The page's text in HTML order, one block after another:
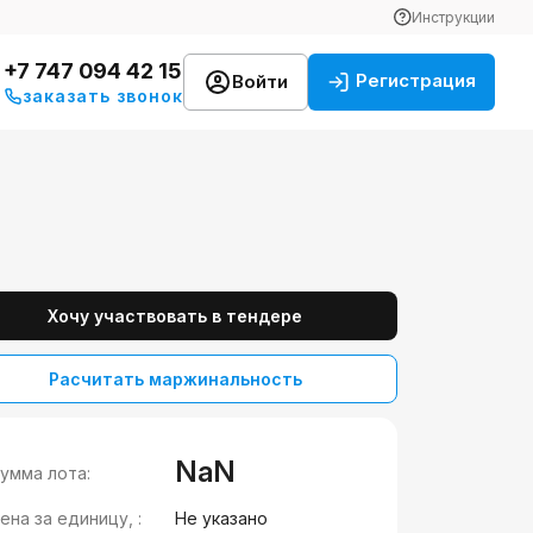
Инструкции
+7 747 094 42 15
заказать звонок
Войти Регистрация
Хочу участвовать в тендере
Расчитать маржинальность
лота: NaN
за единицу, : Не указано